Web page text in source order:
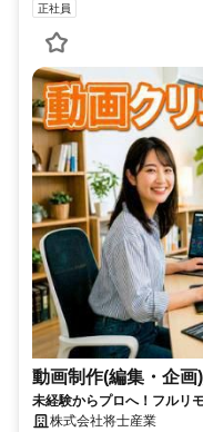
正社員
動画制作(編集・企画
未経験からプロへ！フルリ
株式会社将士産業